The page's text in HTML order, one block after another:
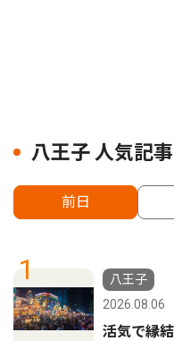
八王子 人気記
前日
1
八王子
2026.08.06
活気で縁